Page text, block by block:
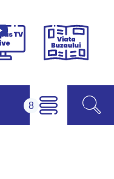
Campus
Viața